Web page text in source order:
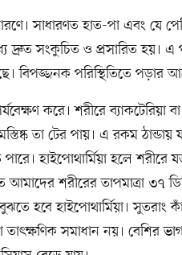
সাধারণত হাত-পা এবং যে
সংকুচিত ও প্রসারিত হয়। এ
বিপজ্জনক পরিস্থিতিতে পড়ার
করে। শরীরে ব্যাকটেরিয়া
তা টের পায়। এ রকম
পারে। হাইপোথার্মিয়া হলে
আমাদের শরীরের তাপমাত্রা ৩৭
হবে হাইপোথার্মিয়া। সুতরাং
সমাধান নয়। বেশির